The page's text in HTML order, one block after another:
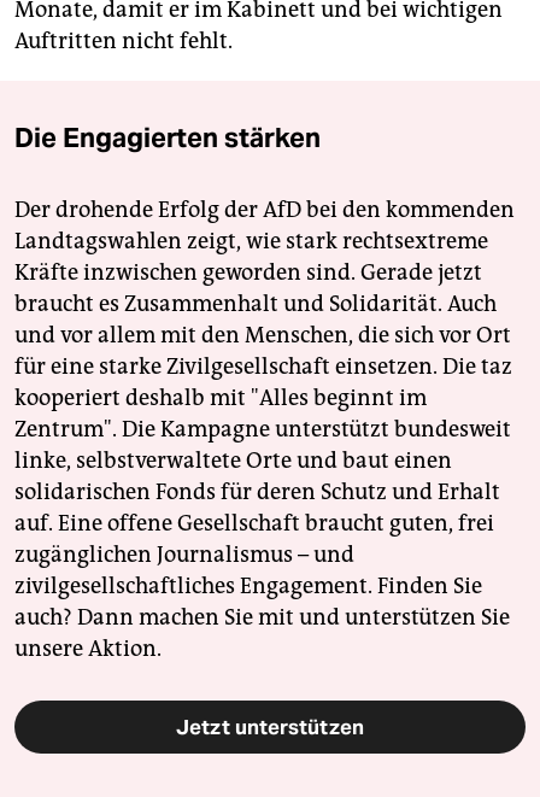
Monate, damit er im Kabinett und bei wichtigen
Auftritten nicht fehlt.
Die Engagierten stärken
Der drohende Erfolg der AfD bei den kommenden
Landtagswahlen zeigt, wie stark rechtsextreme
Kräfte inzwischen geworden sind. Gerade jetzt
braucht es Zusammenhalt und Solidarität. Auch
und vor allem mit den Menschen, die sich vor Ort
für eine starke Zivilgesellschaft einsetzen. Die taz
kooperiert deshalb mit "Alles beginnt im
Zentrum". Die Kampagne unterstützt bundesweit
linke, selbstverwaltete Orte und baut einen
solidarischen Fonds für deren Schutz und Erhalt
auf. Eine offene Gesellschaft braucht guten, frei
zugänglichen Journalismus – und
zivilgesellschaftliches Engagement. Finden Sie
auch? Dann machen Sie mit und unterstützen Sie
unsere Aktion.
Jetzt unterstützen